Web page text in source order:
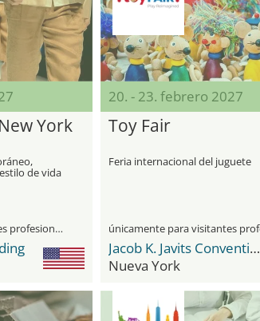
York
de vida
únicamente para visitantes profesionales
20. - 23. febrero 2027
Toy Fair
Feria internacional del juguete
Jacob K. Javits Convention Center
Nueva York